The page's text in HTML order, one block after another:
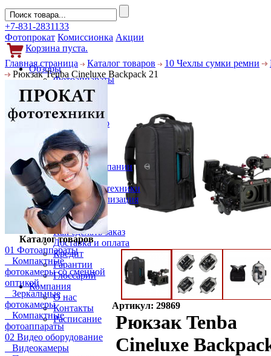
+7-831-2831133
Фотопрокат Комиссионка Акции
Корзина пуста.
Обзоры
Фотоаппараты
Объективы
Фильтры
Новости
Фото и видео
Гаджеты
Аксессуары
Слухи
Новости компании
Услуги
Прокат фототехники
Выкуп и реализация
Покупателям
Акции
Как сделать заказ
Доставка и оплата
Кредит
Гарантии
Глоссарий
Компания
О нас
Контакты
Расписание
Главная страница Каталог товаров 10 Чехлы сумки ремни
Рюкзак Tenba Cineluxe Backpack 21
Каталог товаров
01 Фотоаппараты
Компактные
фотокамеры со сменной
оптикой
Зеркальные
фотокамеры
Компактные
фотоаппараты
02 Видео оборудование
Видеокамеры
Артикул: 29869
Рюкзак Tenba
Cineluxe